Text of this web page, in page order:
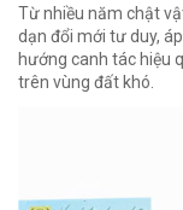
Từ nhiều năm chật
dạn đổi mới tư duy,
hướng canh tác hiệu
trên vùng đất khó.